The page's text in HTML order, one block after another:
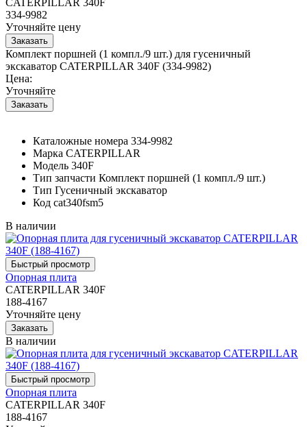
334-9982
Уточняйте цену
Комплект поршней (1 компл./9 шт.) для гусеничный
экскаватор CATERPILLAR 340F (334-9982)
Цена:
Уточняйте
Каталожные номера 334-9982
Марка CATERPILLAR
Модель 340F
Тип запчасти Комплект поршней (1 компл./9 шт.)
Тип Гусеничный экскаватор
Код cat340fsm5
В наличии
Опорная плита
CATERPILLAR 340F
188-4167
Уточняйте цену
В наличии
Опорная плита
CATERPILLAR 340F
188-4167